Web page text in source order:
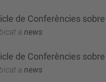
de Conferències
a news
de Conferències
a news